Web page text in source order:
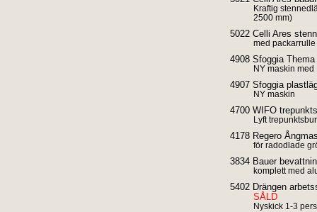
Kraftig
2500 mm)
5022 Celli Ares
med
4908 Sfoggia
NY maskin
4907 Sfoggia
NY maskin
4700 WIFO
Lyft
4178 Regero
för radodlade
3834 Bauer
komplett med
5402 Drängen
SÅLD
Nyskick 1-3